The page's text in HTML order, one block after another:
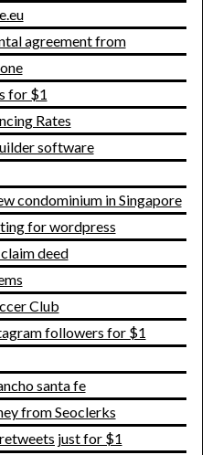
agreement from
for $1
Rates
software
condominium in Singapore
for wordpress
deed
Club
followers for $1
santa fe
from Seoclerks
just for $1